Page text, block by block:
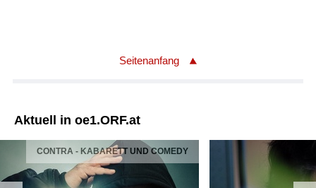
Seitenanfang
Aktuell in oe1.ORF.at
CONTRA - KABARETT UND COMEDY